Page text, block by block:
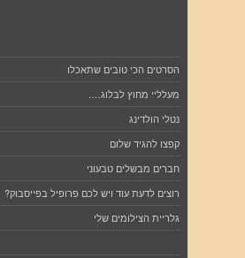
הסרטים הכי טובים שתאכלו
מעלליי מחוץ לבלוג….
נטלי הולדינג
קפצו להגיד שלום
חברים מבשלים טבעוני
רוצים לדעת עוד ויש לכם פרופיל בפייסבוק?
גלריית הצילומים שלי